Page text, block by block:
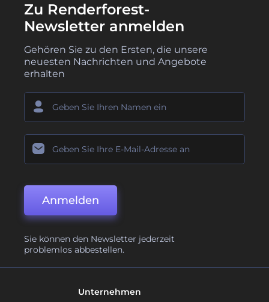
Zu Renderforest-
Newsletter anmelden
Gehören Sie zu den Ersten, die unsere
neuesten Nachrichten und Angebote
erhalten
Anmelden
Sie können den Newsletter jederzeit
problemlos abbestellen.
Unternehmen